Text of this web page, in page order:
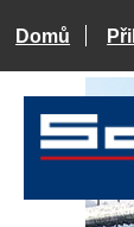
Domů